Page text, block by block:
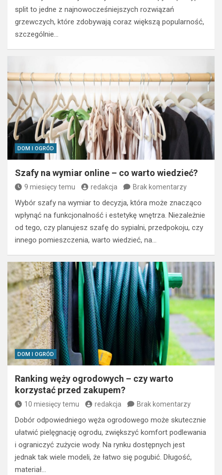
split to jedne z najnowocześniejszych rozwiązań
grzewczych, które zdobywają coraz większą popularność,
szczególnie…
DOM I OGRÓD
Szafy na wymiar online – co warto wiedzieć?
9 miesięcy temu redakcja Brak komentarzy
Wybór szafy na wymiar to decyzja, która może znacząco
wpłynąć na funkcjonalność i estetykę wnętrza. Niezależnie
od tego, czy planujesz szafę do sypialni, przedpokoju, czy
innego pomieszczenia, warto wiedzieć, na…
DOM I OGRÓD
Ranking węży ogrodowych – czy warto
korzystać przed zakupem?
10 miesięcy temu redakcja Brak komentarzy
Dobór odpowiedniego węża ogrodowego może skutecznie
ułatwić pielęgnację ogrodu, zwiększyć komfort podlewania
i ograniczyć zużycie wody. Na rynku dostępnych jest
jednak tak wiele modeli, że łatwo się pogubić. Długość,
materiał…